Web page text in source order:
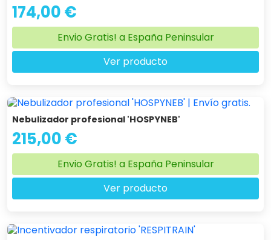
174,00 €
Envio Gratis! a España Peninsular
Ver producto
Nebulizador profesional 'HOSPYNEB'
215,00 €
Envio Gratis! a España Peninsular
Ver producto